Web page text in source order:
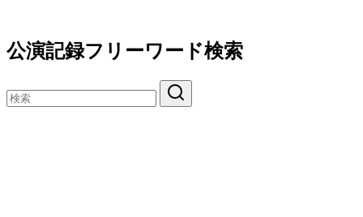
公演記録フリーワード検索